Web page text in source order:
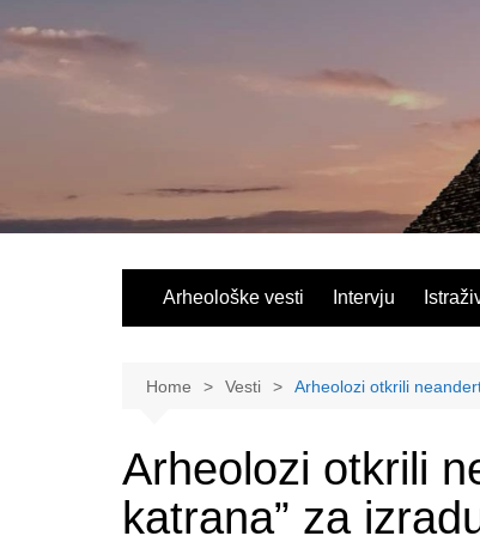
Arheološke vesti Intervju
Home Vesti Arheolozi otkrili
Arheolozi otkrili
katrana” za